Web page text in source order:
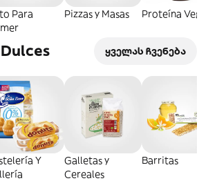
Para
Pizzas y Masas Proteína
ყველას ჩვენება
Y
Galletas y
Cereales
Barritas